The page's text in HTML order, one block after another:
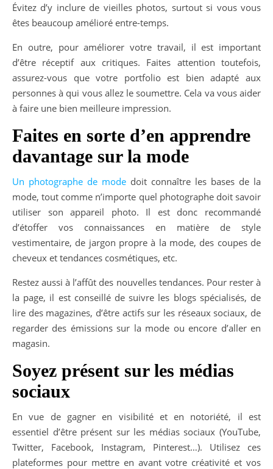
Évitez d’y inclure de vieilles photos, surtout si vous vous
êtes beaucoup amélioré entre-temps.
En outre, pour améliorer votre travail, il est important
d’être réceptif aux critiques. Faites attention toutefois,
assurez-vous que votre portfolio est bien adapté aux
personnes à qui vous allez le soumettre. Cela va vous aider
à faire une bien meilleure impression.
Faites en sorte d’en apprendre
davantage sur la mode
Un photographe de mode doit connaître les bases de la
mode, tout comme n’importe quel photographe doit savoir
utiliser son appareil photo. Il est donc recommandé
d’étoffer vos connaissances en matière de style
vestimentaire, de jargon propre à la mode, des coupes de
cheveux et tendances cosmétiques, etc.
Restez aussi à l’affût des nouvelles tendances. Pour rester à
la page, il est conseillé de suivre les blogs spécialisés, de
lire des magazines, d’être actifs sur les réseaux sociaux, de
regarder des émissions sur la mode ou encore d’aller en
magasin.
Soyez présent sur les médias
sociaux
En vue de gagner en visibilité et en notoriété, il est
essentiel d’être présent sur les médias sociaux (YouTube,
Twitter, Facebook, Instagram, Pinterest…). Utilisez ces
plateformes pour mettre en avant votre créativité et vos